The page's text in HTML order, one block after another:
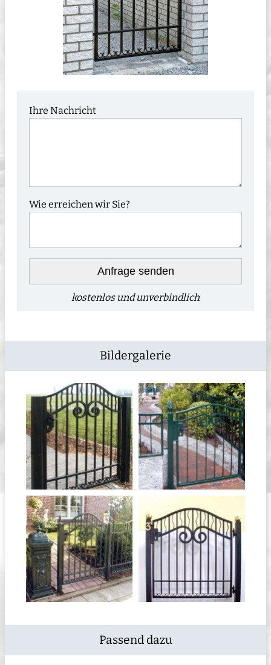
Ihre Nachricht
Wie erreichen wir Sie?
Anfrage senden
kostenlos und unverbindlich
Bildergalerie
Passend dazu